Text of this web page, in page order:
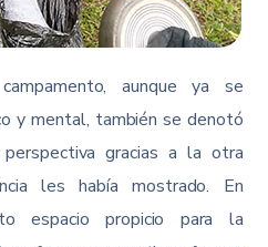
aunque ya se
y mental, también se denotó
gracias a la otra
les había mostrado. En
espacio propicio para la